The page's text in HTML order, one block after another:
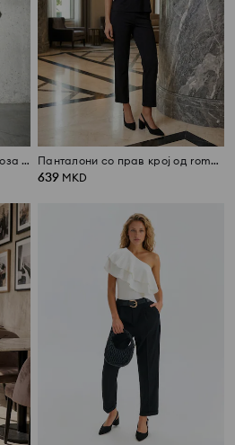
Панталони со пегла со вискоза и примес на лен Панталони со прав крој од roma ткаенина
639 MKD